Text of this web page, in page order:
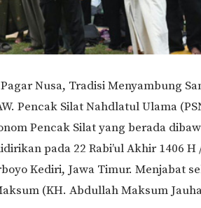
Pagar Nusa, Tradisi Menyambung
Pencak Silat Nahdlatul Ulama
Pencak Silat yang berada
pada 22 Rabi’ul Akhir 1406
Kediri, Jawa Timur. Menjabat
(KH. Abdullah Maksum